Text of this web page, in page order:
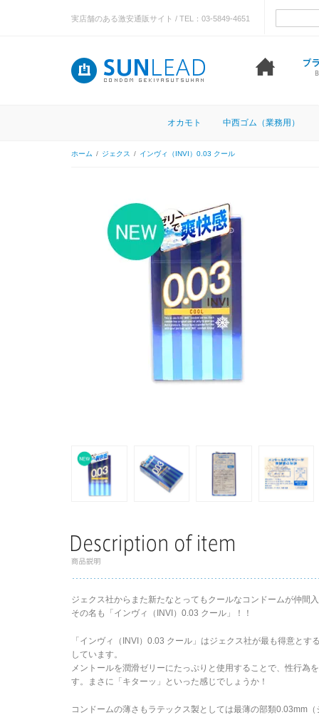
実店舗のある激安通販サイト / TEL：03-5849-4651
オカモト 中西ゴム（業務用）
ホーム / ジェクス / インヴィ（INVI）0.03 クール
ジェクス社からまた新たなとっても クールなコンドームが仲間
その名も「インヴィ（INVI）0.03 クール 」！！
「インヴィ（INVI）0.03 クール」はジェクス社が最も得意と
しています。
メントールを潤滑ゼリーにたっぷりと使用することで、性行為
す。まさに「キターッ 」といった感じでしょうか！
コンドームの薄さもラテックス製としては最薄の部類0.03mm